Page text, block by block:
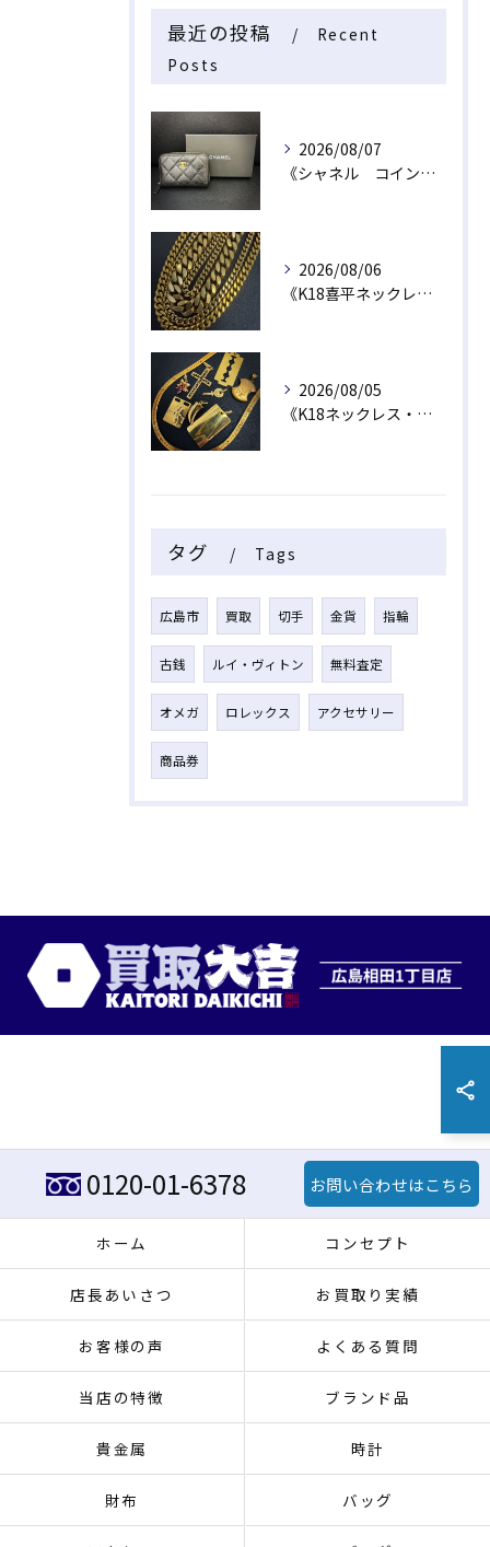
最近の投稿
Recent
Posts
2026/08/07
《シャネル コインケース》
2026/08/06
《K18喜平ネックレス・ブレスレット》
2026/08/05
《K18ネックレス・トップ》
タグ Tags
広島市 買取 切手 金貨 指輪
古銭 ルイ・ヴィトン 無料査定
オメガ ロレックス アクセサリー
商品券
0120-01-6378 お問い合わせはこちら
ホーム コンセプト
店長あいさつ お買取り実績
お客様の声 よくある質問
当店の特徴 ブランド品
貴金属 時計
財布 バッグ